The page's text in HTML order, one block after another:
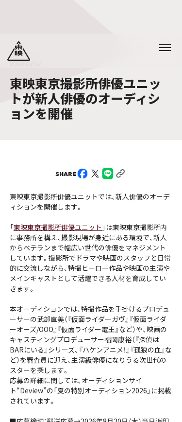
東映東京撮影所俳優ユニッ
トが新人俳優のオーディシ
ョンを開催
SHARE
東映東京撮影所俳優ユニットでは、新人俳優のオーデ
ィションを開催します。
「東映東京撮影所俳優ユニット 」は東映東京撮影所内
に事務所を構え、撮影現場が身近にある環境で、新人
からベテランまで幅広い世代の俳優をマネジメント
しています。撮影所でドラマや映画のスタッフと日常
的に交流しながら、特撮ヒーロー作品や映画の主演や
メインキャストとして活躍できる人材を育成してい
きます。
本オーディションでは、特撮作品を手掛けるプロデュ
ーサーの武部直美（『仮面ライダーガヴ』『仮面ライダ
ーオーズ/OOO』『仮面ライダー電王』など）や、映画の
キャスティングプロデューサー福岡康裕（『探偵は
BARにいる』シリーズ、『ハケンアニメ！』『孤狼の血』な
ど）を審査員に迎え、主演級俳優になりうる次世代の
スターを探します。
応募の詳細に関しては、オーディションサイ
ト“Deview”の「夏の特別オーディション2026」に掲載
されています。